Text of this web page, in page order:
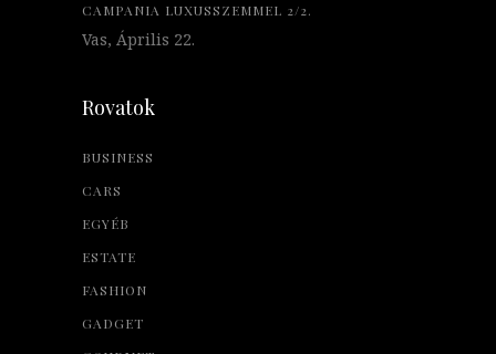
CAMPANIA LUXUSSZEMMEL 2/2.
Vas, Április 22.
Rovatok
BUSINESS
CARS
EGYÉB
ESTATE
FASHION
GADGET